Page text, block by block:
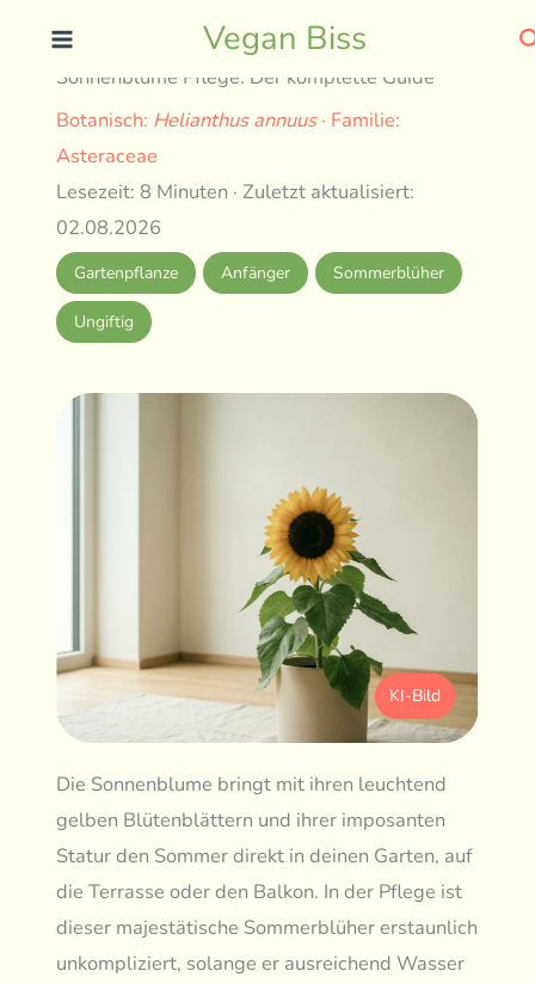
content
Vegan Biss
Sonnenblume Pflege: Der komplette Guide
Botanisch: Helianthus annuus· Familie:
Asteraceae
Lesezeit: 8 Minuten · Zuletzt aktualisiert:
02.08.2026
Gartenpflanze Anfänger Sommerblüher
Ungiftig
KI-Bild
Die Sonnenblume bringt mit ihren leuchtend
gelben Blütenblättern und ihrer imposanten
Statur den Sommer direkt in deinen Garten, auf
die Terrasse oder den Balkon. In der Pflege ist
dieser majestätische Sommerblüher erstaunlich
unkompliziert, solange er ausreichend Wasser